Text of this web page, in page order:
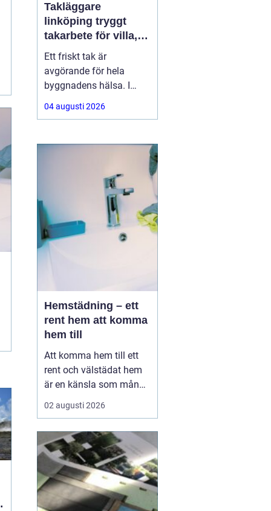
Takläggare
linköping tryggt
takarbete för villa,
brf och företag
Ett friskt tak är
avgörande för hela
byggnadens hälsa. I
Linköping utsätts taken
för stora
kraftiga regn och tunga
börjar åldras kan små
skador snabbt växa till
dyra fuktproblem. Att
anlita en erfaren
04 augusti 2026
Hemstädning – ett
rent hem att komma
hem till
Att komma hem till ett
rent och välstädat hem
är en känsla som många
värdesätter högt. I en
hektisk storstadsmiljö
dock vara svårt att få
tiden att räcka till fö...
02 augusti 2026